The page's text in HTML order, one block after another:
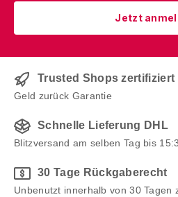
Jetzt
Trusted Shops zertifiziert
Geld zurück Garantie
Schnelle Lieferung DHL
Blitzversand am selben Tag bis
30 Tage Rückgaberecht
Unbenutzt innerhalb von 30 Tagen